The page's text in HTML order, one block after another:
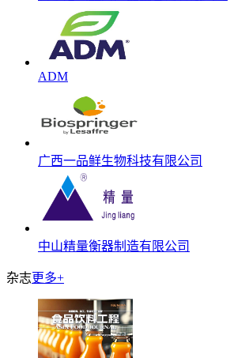
ADM
广西一品鲜生物科技有限公司
中山精量衡器制造有限公司
杂志更多+